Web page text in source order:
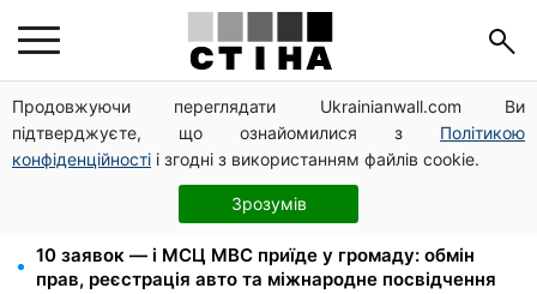
Продовжуючи переглядати Ukrainianwall.com Ви
підтверджуєте, що ознайомилися з Політикою
конфіденційності і згодні з використанням файлів cookie.
Зрозумів
125 грн за куб води: закон №4777 запустив подвійне
подорожчання тарифів у регіонах
Федоров звільнений і без бронювання: Камельчук
пропонує ексміністру мобілізацію на загальних
10 заявок — і МСЦ МВС приїде у громаду: обмін
прав, реєстрація авто та міжнародне посвідчення